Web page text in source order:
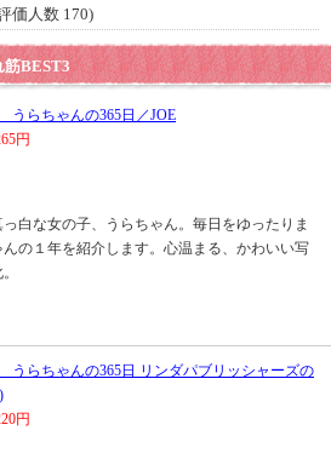
価人数 170)
筋BEST3
うらちゃんの365日／JOE
円
白な女の子、うらちゃん。毎日をゆったりま
の１年を紹介します。心温まる、かわいい写
うらちゃんの365日 リンダパブリッシャーズの
円